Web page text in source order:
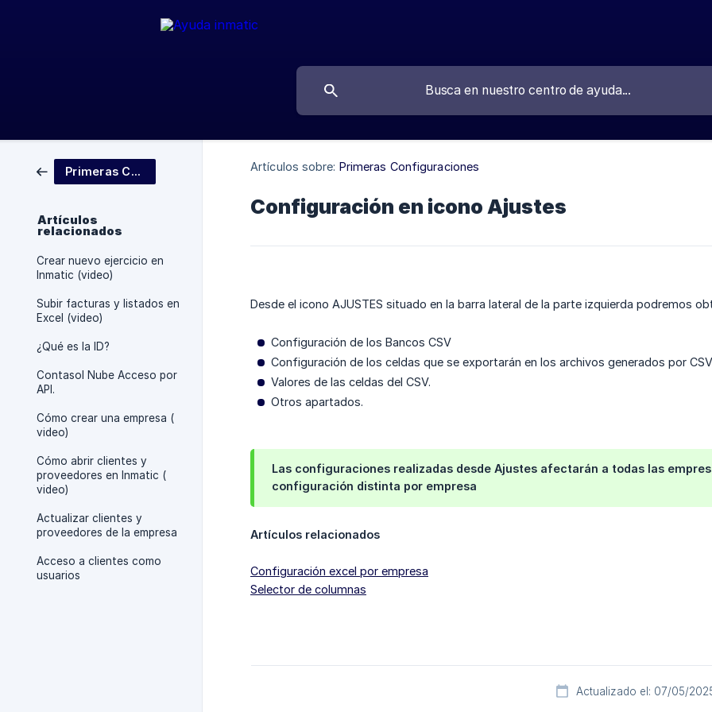
Primeras Configuraciones
Artículos
relacionados
Crear nuevo ejercicio en
Inmatic (video)
Subir facturas y listados en
Excel (video)
¿Qué es la ID?
Contasol Nube Acceso por
API.
Cómo crear una empresa (
video)
Cómo abrir clientes y
proveedores en Inmatic (
video)
Actualizar clientes y
proveedores de la empresa
Acceso a clientes como
usuarios
Artículos sobre: Primeras Configuraciones
Configuración en icono Ajustes
Desde el icono AJUSTES situado en la barra lateral de la parte izquierda podremos
Configuración de los Bancos CSV
Configuración de los celdas que se exportarán en los archivos generados por
Valores de las celdas del CSV.
Otros apartados.
Las configuraciones realizadas desde Ajustes afectarán a todas las
configuración distinta por empresa
Artículos relacionados
Configuración excel por empresa
Selector de columnas
Actualizado el: 07/05/